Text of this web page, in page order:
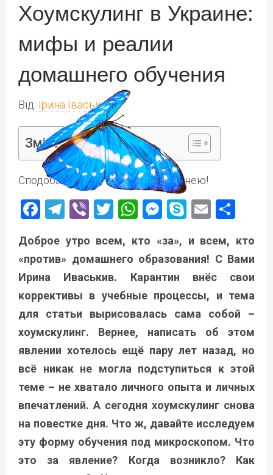
Хоумскулинг в Украине:
мифы и реалии
домашнего обучения
Від: Ірина Іваськів
Зміст
Сподобалася стаття? Поділіться нею!
Facebook
Telegram
ViberTwitter
WhatsApp
Messenger
Skype
Email
Доброе утро всем, кто «за», и всем, кто
«против» домашнего образования! С Вами
Ирина Иваськив. Карантин внёс свои
коррективы в учебные процессы, и тема
для статьи вырисовалась сама собой –
хоумскулинг. Вернее, написать об этом
явлении хотелось ещё пару лет назад, но
всё никак не могла подступиться к этой
теме – не хватало личного опыта и личных
впечатлений. А сегодня хоумскулинг снова
на повестке дня. Что ж, давайте исследуем
эту форму обучения под микроскопом. Что
это за явление? Когда возникло? Как